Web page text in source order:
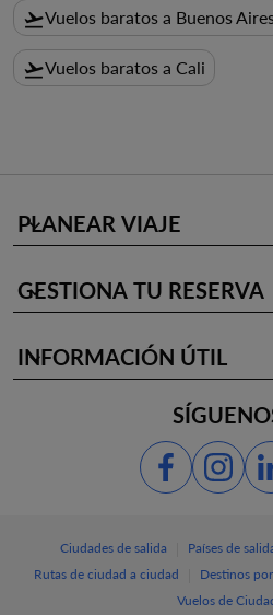
flight_takeoffVuelos baratos a Buenos
flight_takeoffVuelos baratos a Cali
PLANEAR VIAJE
keyboard_arrow_down
GESTIONA TU RESERVA
keyboard_arrow_down
INFORMACIÓN ÚTIL
keyboard_arrow_down
Ciudades de salida Países de
Rutas de ciudad a ciudad Destinos
Vuelos de